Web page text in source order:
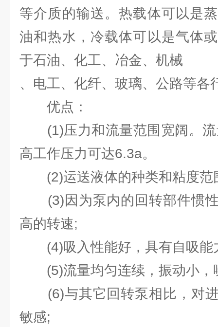
等介质的输送。热载体可以是蒸
油和热水，冷载体可以是气体
于石油、化工、冶金、机械
、电工、化纤、玻璃、公路等各
优点：
(1)压力和流量范围宽阔。流
高工作压力可达6.3a。
(2)运送液体的种类和粘度范
(3)因为泵内的回转部件惯性
高的转速;
(4)吸入性能好，具有自吸能
(5)流量均匀连续，振动小，
(6)与其它回转泵相比，对进
敏感;